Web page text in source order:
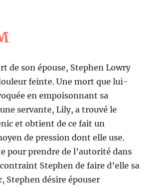
de son épouse, Stephen Lowry
feinte. Une mort que lui-
en empoisonnant sa
servante, Lily, a trouvé le
et obtient de ce fait un
de pression dont elle use.
pour prendre de l’autorité dans
Stephen de faire d’elle sa
Stephen désire épouser